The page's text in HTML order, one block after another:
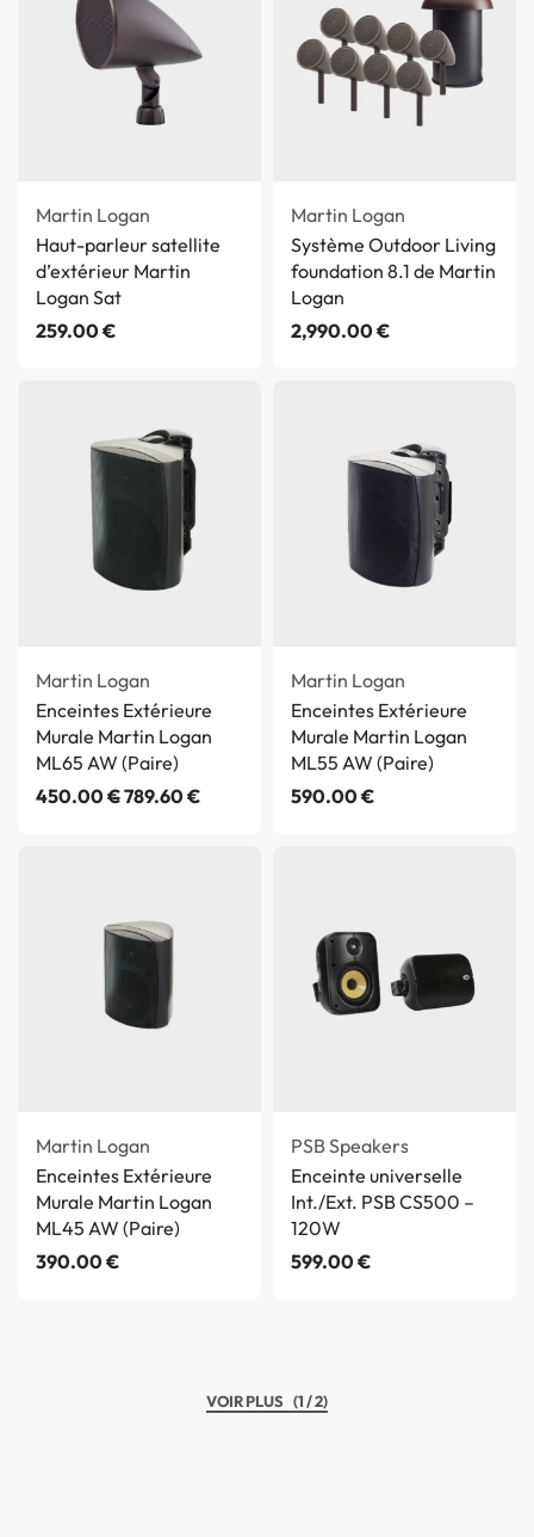
Martin Logan
Haut-parleur satellite
d’extérieur Martin
Logan Sat
259.00€
Martin Logan
Système Outdoor Living
foundation 8.1 de Martin
Logan
2,990.00€
Martin Logan
Enceintes Extérieure
Murale Martin Logan
ML65 AW (Paire)
450.00€789.60€
Martin Logan
Enceintes Extérieure
Murale Martin Logan
ML55 AW (Paire)
590.00€
Martin Logan
Enceintes Extérieure
Murale Martin Logan
ML45 AW (Paire)
390.00€
PSB Speakers
Enceinte universelle
Int./Ext. PSB CS500 –
120W
599.00€
(1 / 2)